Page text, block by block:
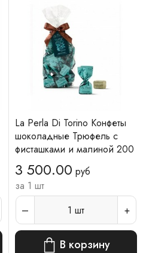
La Perla Di Torino Конфеты
шоколадные Трюфель с
фисташками и малиной 200
г
3 500.00 руб
за 1 шт
1 шт
В корзину